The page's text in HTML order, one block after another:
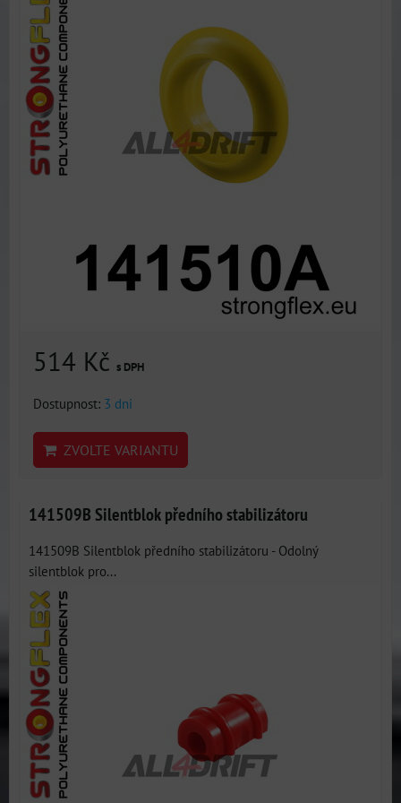
514 Kč s DPH
Dostupnost: 3 dni
ZVOLTE VARIANTU
141509B Silentblok předního stabilizátoru
141509B Silentblok předního stabilizátoru - Odolný
silentblok pro...